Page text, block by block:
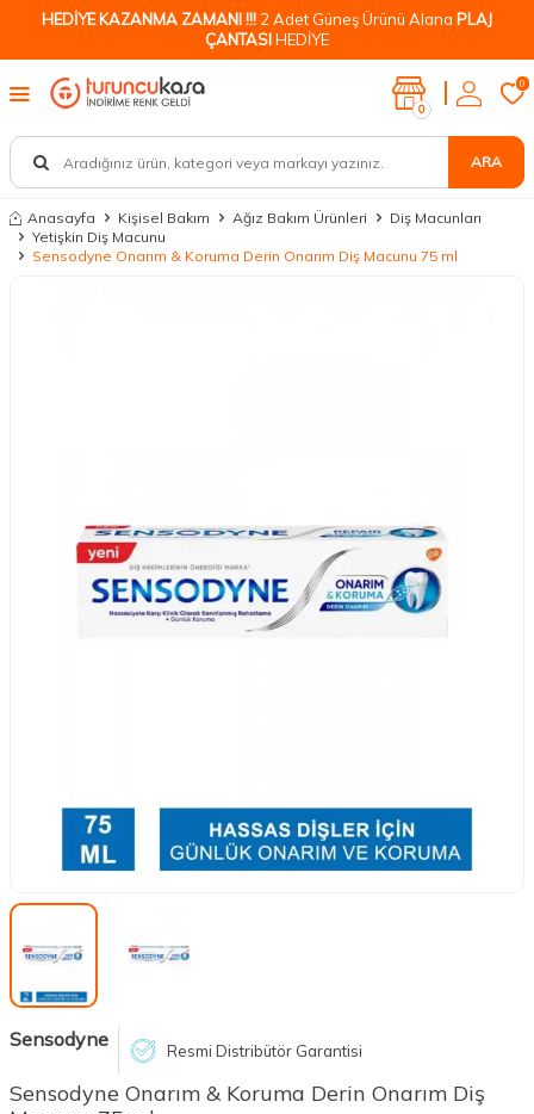
HEDİYE KAZANMA ZAMANI !!! 2 Adet Güneş Ürünü Alana PLAJ
ÇANTASIHEDİYE
ARA
0
0
Anasayfa Kişisel Bakım Ağız Bakım Ürünleri
Diş Macunları
Yetişkin Diş Macunu
Sensodyne Onarım & Koruma Derin Onarım Diş Macunu 75 ml
Sensodyne Resmi Distribütör Garantisi
Sensodyne Onarım & Koruma Derin Onarım Diş